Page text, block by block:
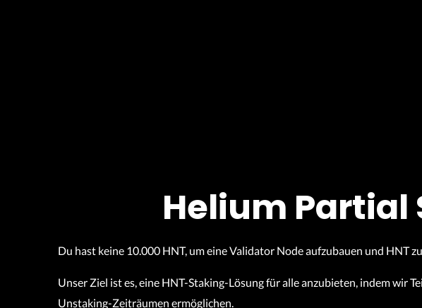
Helium Partial
Du hast keine 10.000 HNT, um eine Validator Node aufzubauen und HNT
Unser Ziel ist es, eine HNT-Staking-Lösung für alle anzubieten, indem wir
Unstaking-Zeiträumen ermöglichen.